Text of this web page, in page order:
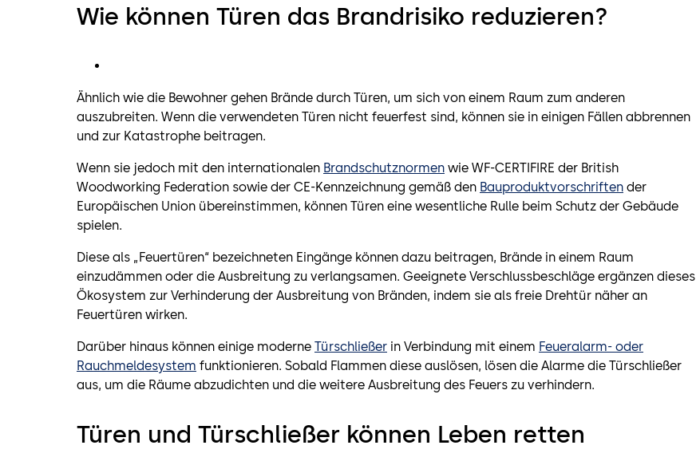
Wie können Türen das Brandrisiko reduzieren?
Ähnlich wie die Bewohner gehen Brände durch Türen, um sich von einem Raum zum anderen
auszubreiten. Wenn die verwendeten Türen nicht feuerfest sind, können sie in einigen Fällen abbrennen
und zur Katastrophe beitragen.
Wenn sie jedoch mit den internationalen Brandschutznormen wie WF-CERTIFIRE der British
Woodworking Federation sowie der CE-Kennzeichnung gemäß den Bauproduktvorschriften der
Europäischen Union übereinstimmen, können Türen eine wesentliche Rulle beim Schutz der Gebäude
spielen.
Diese als „Feuertüren“ bezeichneten Eingänge können dazu beitragen, Brände in einem Raum
einzudämmen oder die Ausbreitung zu verlangsamen. Geeignete Verschlussbeschläge ergänzen dieses
Ökosystem zur Verhinderung der Ausbreitung von Bränden, indem sie als freie Drehtür näher an
Feuertüren wirken.
Darüber hinaus können einige moderne Türschließer in Verbindung mit einem Feueralarm- oder
Rauchmeldesystem funktionieren. Sobald Flammen diese auslösen, lösen die Alarme die Türschließer
aus, um die Räume abzudichten und die weitere Ausbreitung des Feuers zu verhindern.
Türen und Türschließer können Leben retten